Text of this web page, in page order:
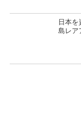
日本
島レア